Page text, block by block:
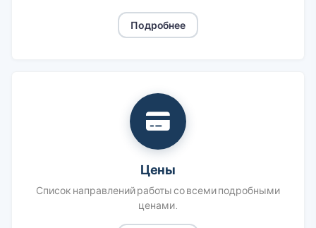
Подробнее
Цены
Список направлений работы со всеми подробными
ценами.